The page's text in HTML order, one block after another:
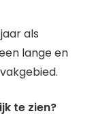
als
lange en
te zien?